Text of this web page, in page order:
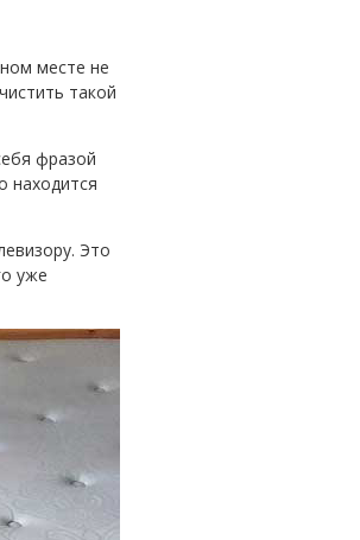
месте не
такой
фразой
находится
Это
уже